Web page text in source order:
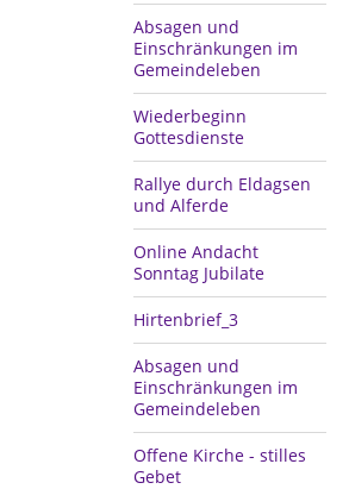
Absagen und
Einschränkungen im
Gemeindeleben
Wiederbeginn
Gottesdienste
Rallye durch Eldagsen
und Alferde
Online Andacht
Sonntag Jubilate
Hirtenbrief_3
Absagen und
Einschränkungen im
Gemeindeleben
Offene Kirche - stilles
Gebet